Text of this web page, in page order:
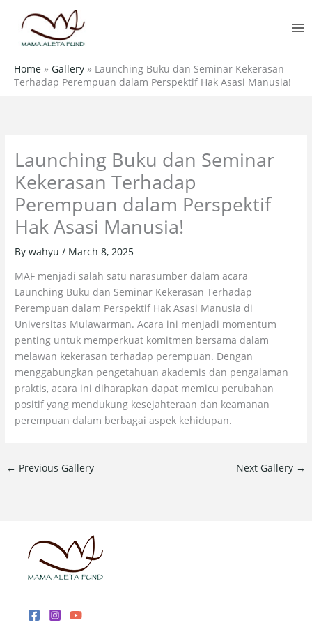
content
Home » Gallery » Launching Buku dan Seminar Kekerasan
Terhadap Perempuan dalam Perspektif Hak Asasi Manusia!
Launching Buku dan Seminar
Kekerasan Terhadap
Perempuan dalam Perspektif
Hak Asasi Manusia!
Bywahyu/ March 8, 2025
MAF menjadi salah satu narasumber dalam acara
Launching Buku dan Seminar Kekerasan Terhadap
Perempuan dalam Perspektif Hak Asasi Manusia di
Universitas Mulawarman. Acara ini menjadi momentum
penting untuk memperkuat komitmen bersama dalam
melawan kekerasan terhadap perempuan. Dengan
menggabungkan pengetahuan akademis dan pengalaman
praktis, acara ini diharapkan dapat memicu perubahan
positif yang mendukung kesejahteraan dan keamanan
perempuan dalam berbagai aspek kehidupan.
← Previous Gallery Next Gallery →